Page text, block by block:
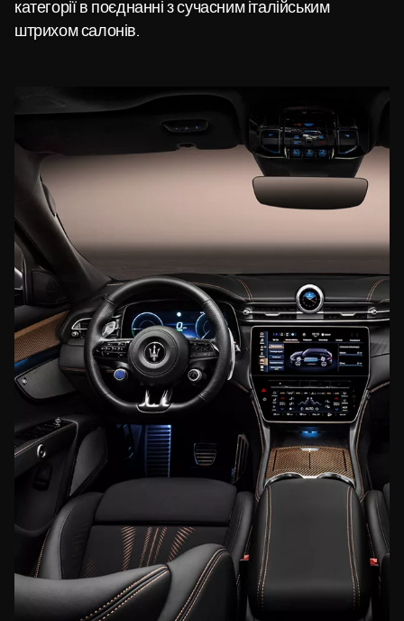
категорії в поєднанні з сучасним італійським
штрихом салонів.